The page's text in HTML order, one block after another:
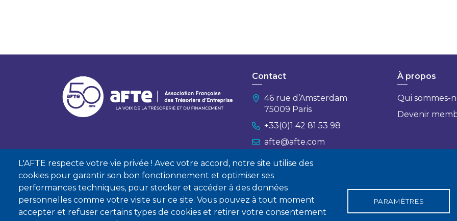
L'AFTE respecte votre vie privée ! Avec votre accord, notre site utilise des
cookies pour garantir son bon fonctionnement et optimiser ses
performances techniques, pour stocker et accéder à des données
personnelles comme votre visite sur ce site. Vous pouvez à tout moment
accepter et refuser certains types de cookies et retirer votre consentement
PARAMÈTRES
Contact
46 rue d’Amsterdam
75009 Paris
+33(0)1 42 81 53 98
afte@afte.com
Nous contacter
À propos
Qui sommes-
Devenir